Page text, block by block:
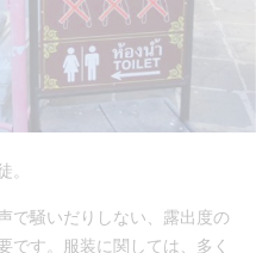
。
で騒いだりしない、露出度の
です。服装に関しては、多く